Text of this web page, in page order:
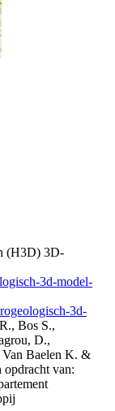
(H3D) 3D-
3d-model-
3d-
Bos S.,
D.,
Baelen K. &
van: